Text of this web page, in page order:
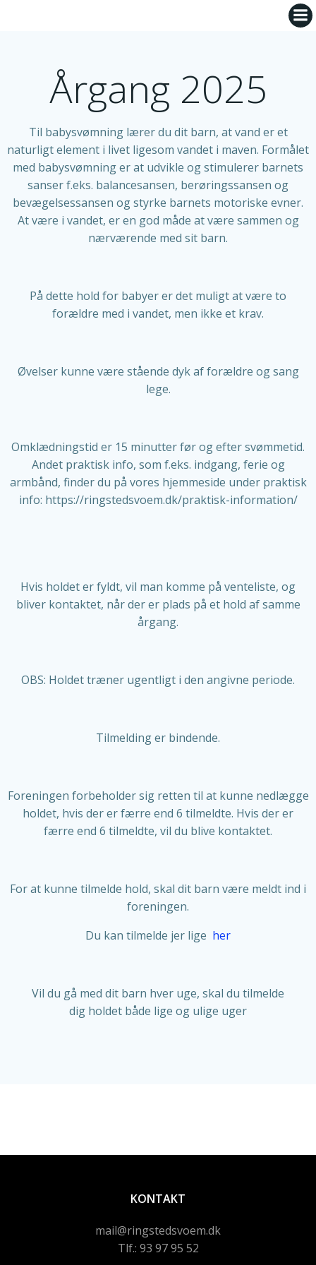
Årgang 2025
Til babysvømning lærer du dit barn, at vand er et
naturligt element i livet ligesom vandet i maven. Formålet
med babysvømning er at udvikle og stimulerer barnets
sanser f.eks. balancesansen, berøringssansen og
bevægelsessansen og styrke barnets motoriske evner.
At være i vandet, er en god måde at være sammen og
nærværende med sit barn.
På dette hold for babyer er det muligt at være to
forældre med i vandet, men ikke et krav.
Øvelser kunne være stående dyk af forældre og sang
lege.
Omklædningstid er 15 minutter før og efter svømmetid.
Andet praktisk info, som f.eks. indgang, ferie og
armbånd, finder du på vores hjemmeside under praktisk
info: https://ringstedsvoem.dk/praktisk-information/
Hvis holdet er fyldt, vil man komme på venteliste, og
bliver kontaktet, når der er plads på et hold af samme
årgang.
OBS: Holdet træner ugentligt i den angivne periode.
Tilmelding er bindende.
Foreningen forbeholder sig retten til at kunne nedlægge
holdet, hvis der er færre end 6 tilmeldte. Hvis der er
færre end 6 tilmeldte, vil du blive kontaktet.
For at kunne tilmelde hold, skal dit barn være meldt ind i
foreningen.
Du kan tilmelde jer lige her
Vil du gå med dit barn hver uge, skal du tilmelde
dig holdet både lige og ulige uger
KONTAKT
mail@ringstedsvoem.dk
Tlf.: 93 97 95 52